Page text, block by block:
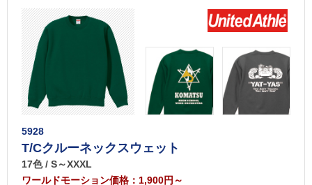
5928
T/Cクルーネックスウェット
17色 / S～XXXL
ワールドモーション価格：1,900円～